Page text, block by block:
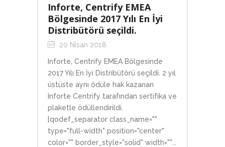
Inforte, Centrify EMEA
Bölgesinde 2017 Yılı En İyi
Distribütörü seçildi.
20 Nisan 2018
Inforte, Centrify EMEA Bölgesinde
2017 Yılı En İyi Distribütörü seçildi. 2 yıl
üstüste aynı ödüle hak kazanan
Inforte Centrify tarafından sertifika ve
plaketle ödüllendirildi.
[qodef_separator class_name=""
type="full-width" position="center"
color="" border_style="solid" width=""...